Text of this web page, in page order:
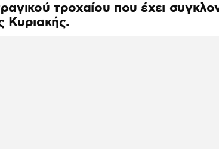
τροχαίου που έχει
Κυριακής.